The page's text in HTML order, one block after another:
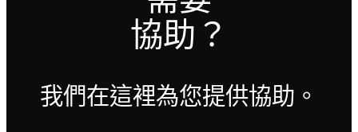
協助？
我們在這裡為您提供協助。